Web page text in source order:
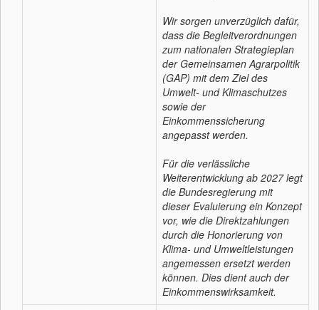
Wir sorgen unverzüglich dafür,
dass die Begleitverordnungen
zum nationalen Strategieplan
der Gemeinsamen Agrarpolitik
(GAP) mit dem Ziel des
Umwelt- und Klimaschutzes
sowie der
Einkommenssicherung
angepasst werden.
Für die verlässliche
Weiterentwicklung ab 2027 legt
die Bundesregierung mit
dieser Evaluierung ein Konzept
vor, wie die Direktzahlungen
durch die Honorierung von
Klima- und Umweltleistungen
angemessen ersetzt werden
können. Dies dient auch der
Einkommenswirksamkeit.